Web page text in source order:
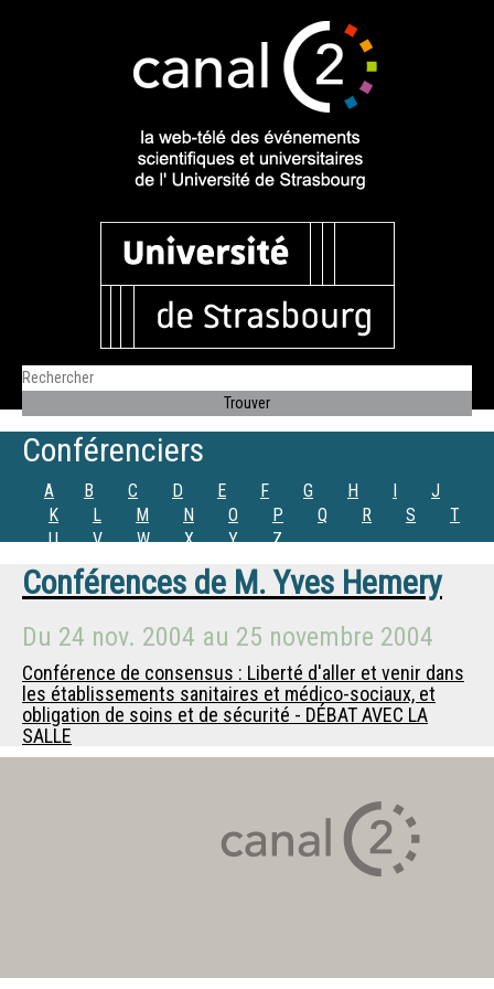
Conférenciers
A B C D E F G H I
J
K
L M N O P Q R S
T
U
V W X Y Z
Conférences de M. Yves Hemery
Du 24 nov. 2004 au 25 novembre 2004
Conférence de consensus : Liberté d'aller et venir dans
les établissements sanitaires et médico-sociaux, et
obligation de soins et de sécurité - DÉBAT AVEC LA
SALLE